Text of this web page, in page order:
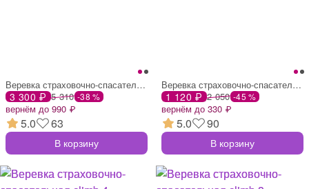
Веревка страховочно-спасательная climb 3
3 300 ₽ 5 310 -38 %
вернём до 990 ₽
5.0 63
В корзину
Веревка страховочно-спасательная climb 3
1 120 ₽ 2 050 -45 %
вернём до 330 ₽
5.0 90
В корзину